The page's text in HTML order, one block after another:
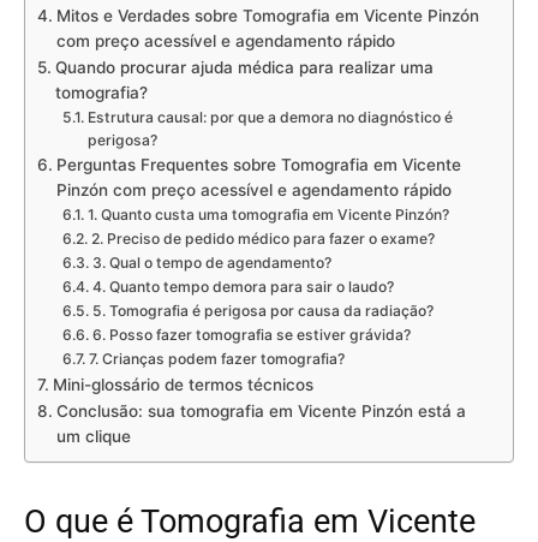
Mitos e Verdades sobre Tomografia em Vicente Pinzón
com preço acessível e agendamento rápido
Quando procurar ajuda médica para realizar uma
tomografia?
Estrutura causal: por que a demora no diagnóstico é
perigosa?
Perguntas Frequentes sobre Tomografia em Vicente
Pinzón com preço acessível e agendamento rápido
1. Quanto custa uma tomografia em Vicente Pinzón?
2. Preciso de pedido médico para fazer o exame?
3. Qual o tempo de agendamento?
4. Quanto tempo demora para sair o laudo?
5. Tomografia é perigosa por causa da radiação?
6. Posso fazer tomografia se estiver grávida?
7. Crianças podem fazer tomografia?
Mini-glossário de termos técnicos
Conclusão: sua tomografia em Vicente Pinzón está a
um clique
O que é Tomografia em Vicente